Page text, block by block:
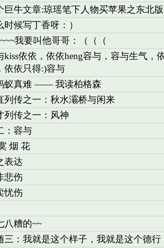
巨牛文章:琼瑶笔下人物买苹果之东北版
时候写丁香呀：）
我要叫他哥哥：（（（
kiss依依，依依heng容与，容与生气，
依依只得:)容与
蚁真难 —— 我读柏格森
列传之一：秋水灞桥与闲来
列传之一：风神
：容与
烟 花
表达
悲伤
忧伤
八糟的~~
三：我就是这个样子，我就是这个德行